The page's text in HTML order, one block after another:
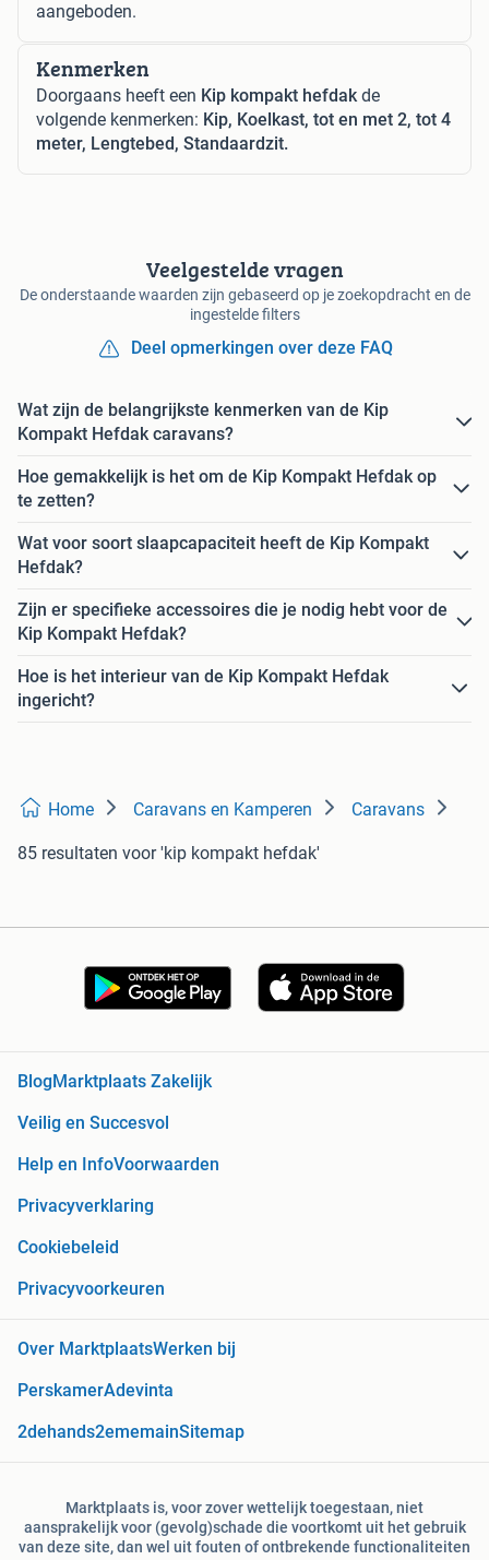
aangeboden.
Kenmerken
Doorgaans heeft een Kip kompakt hefdakde
volgende kenmerken: Kip, Koelkast, tot en met 2, tot 4
meter, Lengtebed, Standaardzit.
Veelgestelde vragen
De onderstaande waarden zijn gebaseerd op je zoekopdracht en de
ingestelde filters
Deel opmerkingen over deze FAQ
Wat zijn de belangrijkste kenmerken van de Kip
Kompakt Hefdak caravans?
Hoe gemakkelijk is het om de Kip Kompakt Hefdak op
te zetten?
Wat voor soort slaapcapaciteit heeft de Kip Kompakt
Hefdak?
Zijn er specifieke accessoires die je nodig hebt voor de
Kip Kompakt Hefdak?
Hoe is het interieur van de Kip Kompakt Hefdak
ingericht?
Home Caravans en Kamperen Caravans
85 resultaten voor 'kip kompakt hefdak'
Blog Marktplaats Zakelijk
Veilig en Succesvol
Help en InfoVoorwaarden
Privacyverklaring
Cookiebeleid
Privacyvoorkeuren
Over MarktplaatsWerken bij
PerskamerAdevinta
2dehands2ememainSitemap
Marktplaats is, voor zover wettelijk toegestaan, niet
aansprakelijk voor (gevolg)schade die voortkomt uit het gebruik
van deze site, dan wel uit fouten of ontbrekende functionaliteiten